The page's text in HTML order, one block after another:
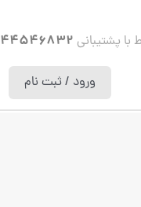
با پشتیبانی 44546832-021
ورود / ثبت نام